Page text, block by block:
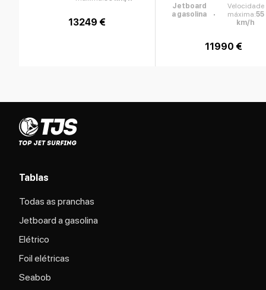
13249 €
Jetboard
a gasolina
Velocidade
máxima:55
km/h
11990 €
Tablas
Todas as pranchas
Jetboard a gasolina
Elétrico
Foil elétricas
Seabob